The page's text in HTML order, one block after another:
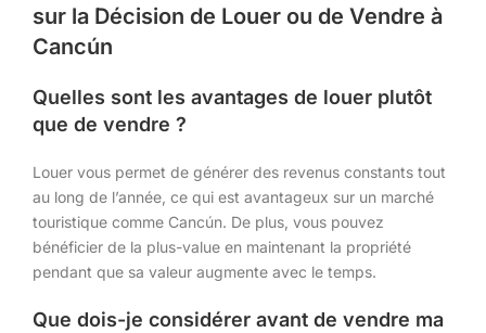
sur la Décision de Louer ou de Vendre à
Cancún
Quelles sont les avantages de louer plutôt
que de vendre ?
Louer vous permet de générer des revenus constants tout
au long de l’année, ce qui est avantageux sur un marché
touristique comme Cancún. De plus, vous pouvez
bénéficier de la plus-value en maintenant la propriété
pendant que sa valeur augmente avec le temps.
Que dois-je considérer avant de vendre ma